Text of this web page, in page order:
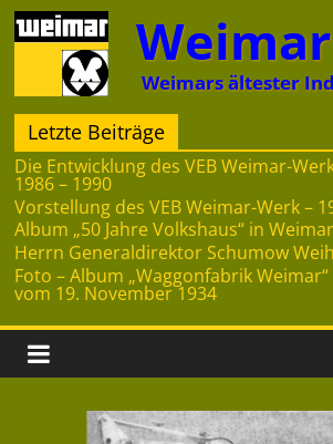
Zum
Inhalt
springen
Weimars ältester
Letzte Beiträge
Die Entwicklung des VEB Weimar-
1986 – 1990
Vorstellung des VEB Weimar-Werk –
Album „50 Jahre Volkshaus“ in
Herrn Generaldirektor Schumow
Foto – Album „Waggonfabrik Weimar“
vom 19. November 1934